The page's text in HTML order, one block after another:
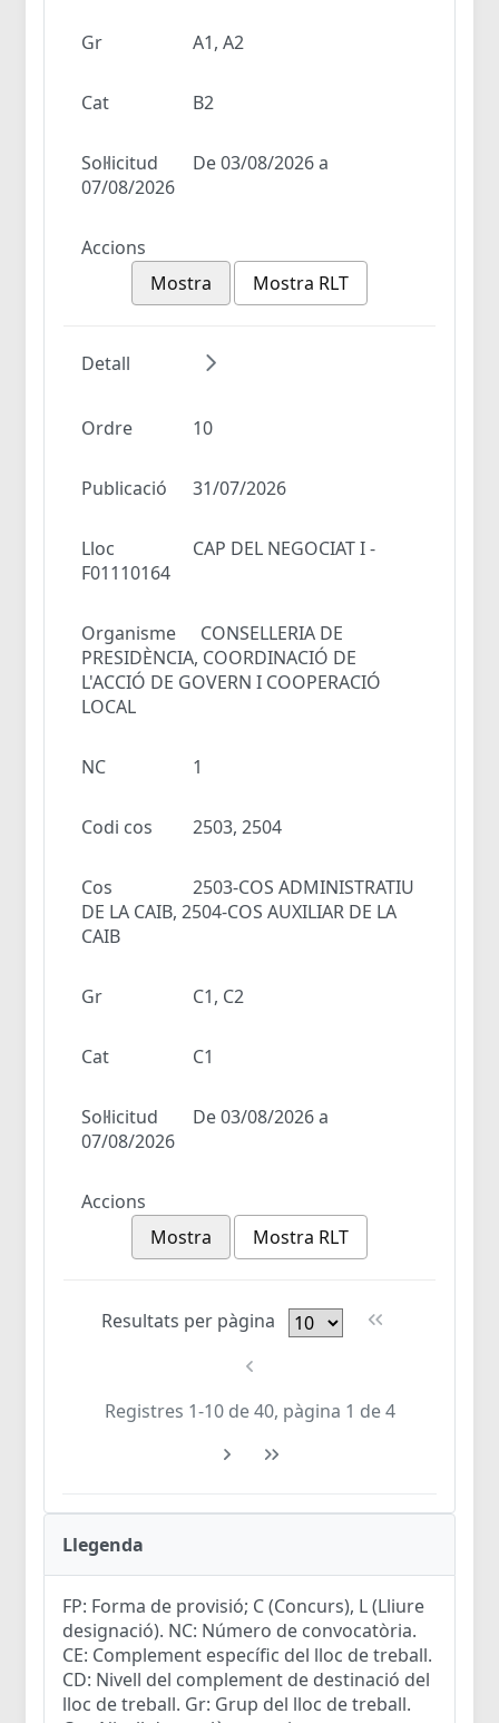
Gr A1, A2
Cat B2
Sol·licitud
De 03/08/2026 a
07/08/2026
Accions
Mostra
Mostra RLT
Detall
Ordre 10
Publicació 31/07/2026
Lloc
CAP DEL NEGOCIAT I -
F01110164
Organisme
CONSELLERIA DE
PRESIDÈNCIA, COORDINACIÓ DE
L'ACCIÓ DE GOVERN I COOPERACIÓ
LOCAL
NC 1
Codi cos 2503, 2504
Cos
2503-COS ADMINISTRATIU
DE LA CAIB, 2504-COS AUXILIAR DE LA
CAIB
Gr C1, C2
Cat C1
Sol·licitud
De 03/08/2026 a
07/08/2026
Accions
Mostra
Mostra RLT
Resultats per pàgina
Registres 1-10 de 40, pàgina 1 de 4
Llegenda
FP: Forma de provisió; C (Concurs), L (Lliure
designació). NC: Número de convocatòria.
CE: Complement específic del lloc de treball.
CD: Nivell del complement de destinació del
lloc de treball. Gr: Grup del lloc de treball.